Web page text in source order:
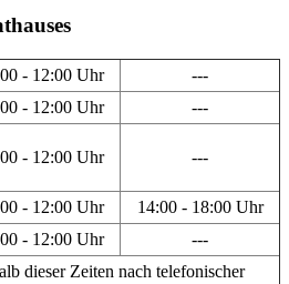
- 12:00 Uhr
---
- 12:00 Uhr ---
- 12:00 Uhr ---
- 12:00 Uhr
14:00 - 18:00 Uhr
- 12:00 Uhr
---
dieser Zeiten nach telefonischer